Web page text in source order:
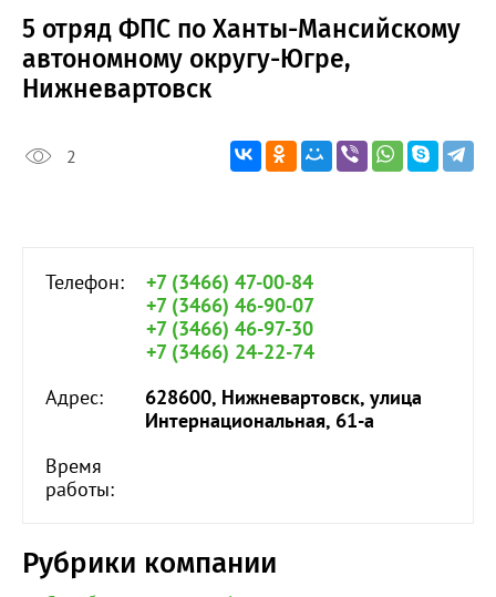
5 отряд ФПС по Ханты-Мансийскому
автономному округу-Югре,
Нижневартовск
2
Телефон:
+7 (3466) 47-00-84
+7 (3466) 46-90-07
+7 (3466) 46-97-30
+7 (3466) 24-22-74
Адрес:
628600, Нижневартовск, улица
Интернациональная, 61-а
Время
работы:
Рубрики компании